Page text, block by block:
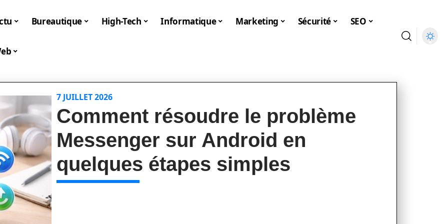
Bureautique High-Tech Informatique Marketing Sécurité SEO
7 JUILLET 2026
Comment résoudre le problème
Messenger sur Android en
quelques étapes simples